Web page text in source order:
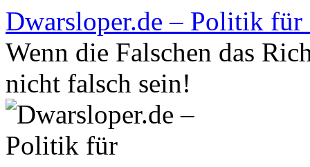
Zum
Inhalt
springen
Dwarsloper.de – Politik für
Wenn die Falschen das
nicht falsch sein!